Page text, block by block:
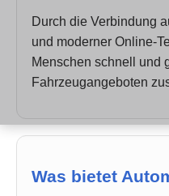
Durch die Verbindung
und moderner Online-
Menschen schnell und
Fahrzeugangeboten
Was bietet